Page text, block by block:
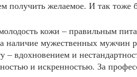
получить желаемое. И так тоже
кожи – правильным
наличие мужественных мужчин
– вдохновением и
и искренностью. За